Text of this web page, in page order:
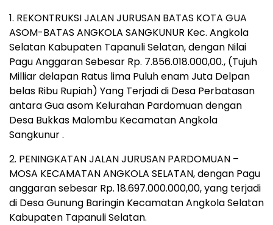
1. REKONTRUKSI JALAN JURUSAN BATAS KOTA GUA
ASOM-BATAS ANGKOLA SANGKUNUR Kec. Angkola
Selatan Kabupaten Tapanuli Selatan, dengan Nilai
Pagu Anggaran Sebesar Rp. 7.856.018.000,00., (Tujuh
Milliar delapan Ratus lima Puluh enam Juta Delpan
belas Ribu Rupiah) Yang Terjadi di Desa Perbatasan
antara Gua asom Kelurahan Pardomuan dengan
Desa Bukkas Malombu Kecamatan Angkola
Sangkunur .
2. PENINGKATAN JALAN JURUSAN PARDOMUAN –
MOSA KECAMATAN ANGKOLA SELATAN, dengan Pagu
anggaran sebesar Rp. 18.697.000.000,00, yang terjadi
di Desa Gunung Baringin Kecamatan Angkola Selatan
Kabupaten Tapanuli Selatan.